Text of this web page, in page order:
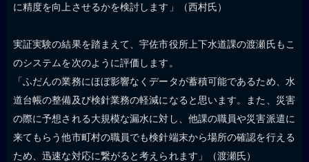
に精度を向上させるかを検討します」（西村氏）
実証実験の結果を踏まえて、宇佐市役所上下水道課の渡瀬氏もこ
のシステムを次のように評価します。
「ふだんの業務にほぼ影響なくデータが蓄積可能であるため、水
道台帳の整備及び検針業務の軽減になると思います。また、災害
の際に予想される大規模な漏水に対し、他課の職員や災害派遣に
来てもらう他市町村の職員でも検針端末から場所の確認を行える
ため、迅速な対応に繋がると考えられます」（渡瀬氏）